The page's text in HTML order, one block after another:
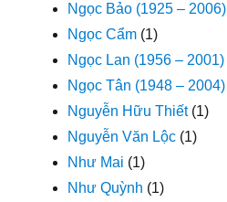
Ngọc Bảo (1925 – 2006)
Ngọc Cẩm (1)
Ngọc Lan (1956 – 2001)
Ngọc Tân (1948 – 2004)
Nguyễn Hữu Thiết(1)
Nguyễn Văn Lộc (1)
Như Mai (1)
Như Quỳnh (1)